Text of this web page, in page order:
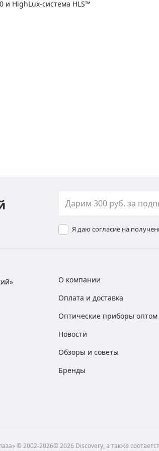
и HighLux-система HLS™
Я даю согласие на
О компании
Оплата и доставка
Оптические приборы оптом
Новости
Обзоры и советы
Бренды
© 2002-2026© 2026 Discovery, а также